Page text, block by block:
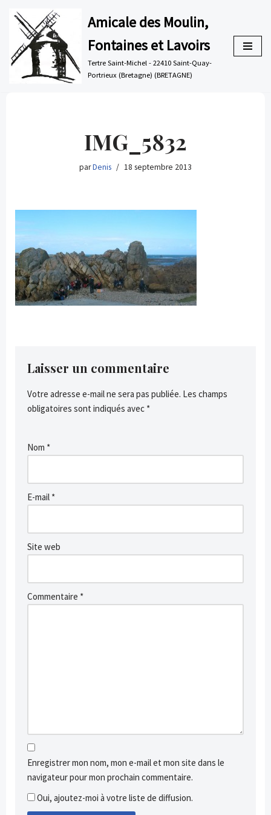
Aller
au
contenu
Amicale des Moulin,
Fontaines et Lavoirs
Tertre Saint-Michel - 22410 Saint-Quay-
Portrieux (Bretagne) (BRETAGNE)
IMG_5832
parDenis 18 septembre 2013
Laisser un commentaire
Votre adresse e-mail ne sera pas publiée. Les champs
obligatoires sont indiqués avec *
Nom *
E-mail *
Site web
Commentaire *
Enregistrer mon nom, mon e-mail et mon site dans le
navigateur pour mon prochain commentaire.
Oui, ajoutez-moi à votre liste de diffusion.